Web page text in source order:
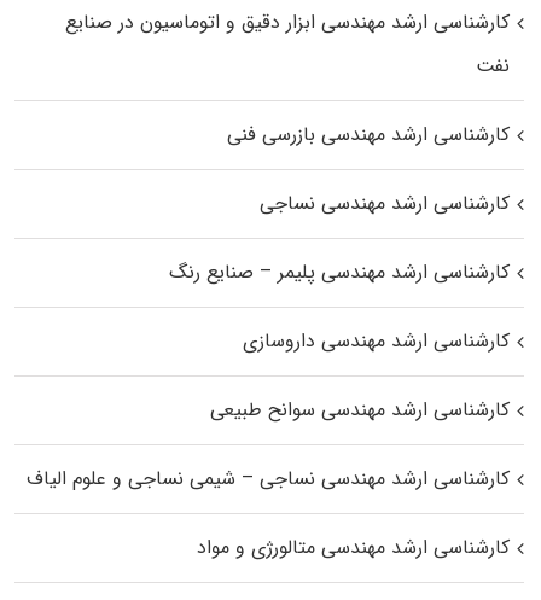
کارشناسی ارشد مهندسی ابزار دقیق و اتوماسیون در صنایع
نفت
کارشناسی ارشد مهندسی بازرسی فنی
کارشناسی ارشد مهندسی نساجی
کارشناسی ارشد مهندسی پلیمر – صنایع رنگ
کارشناسی ارشد مهندسی داروسازی
کارشناسی ارشد مهندسی سوانح طبیعی
کارشناسی ارشد مهندسی نساجی – شیمی نساجی و علوم الیاف
کارشناسی ارشد مهندسی متالورژی و مواد